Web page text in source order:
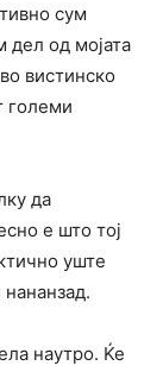
сум
дел од мојата
вистинско
големи
да
е што тој
уште
наутро. Ќе